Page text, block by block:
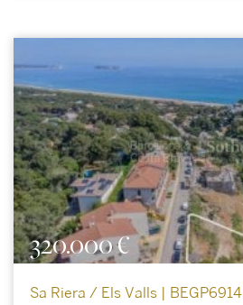
320.000 €
Sa Riera / Els Valls | BEGP6914